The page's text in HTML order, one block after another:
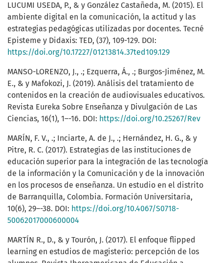
LUCUMI USEDA, P., & y González Castañeda, M. (2015). El
ambiente digital en la comunicación, la actitud y las
estrategias pedagógicas utilizadas por docentes. Tecné
Episteme y Didaxis: TED, (37), 109-129. DOI:
https://doi.org/10.17227/01213814.37ted109.129
MANSO-LORENZO, J., .; Ezquerra, Á., .; Burgos-Jiménez, M.
E., & y Mafokozi, J. (2019). Análisis del tratamiento de
contenidos en la creación de audiovisuales educativos.
Revista Eureka Sobre Enseñanza y Divulgación de Las
Ciencias, 16(1), 1–-16. DOI: https://doi.org/10.25267/Rev
MARÍN, F. V., .; Inciarte, A. de J., .; Hernández, H. G., & y
Pitre, R. C. (2017). Estrategias de las instituciones de
educación superior para la integración de las tecnología
de la información y la Comunicación y de la innovación
en los procesos de enseñanza. Un estudio en el distrito
de Barranquilla, Colombia. Formación Universitaria,
10(6), 29–-38. DOI: https://doi.org/10.4067/S0718-
50062017000600004
MARTÍN R., D., & y Tourón, J. (2017). El enfoque flipped
learning en estudios de magisterio: percepción de los